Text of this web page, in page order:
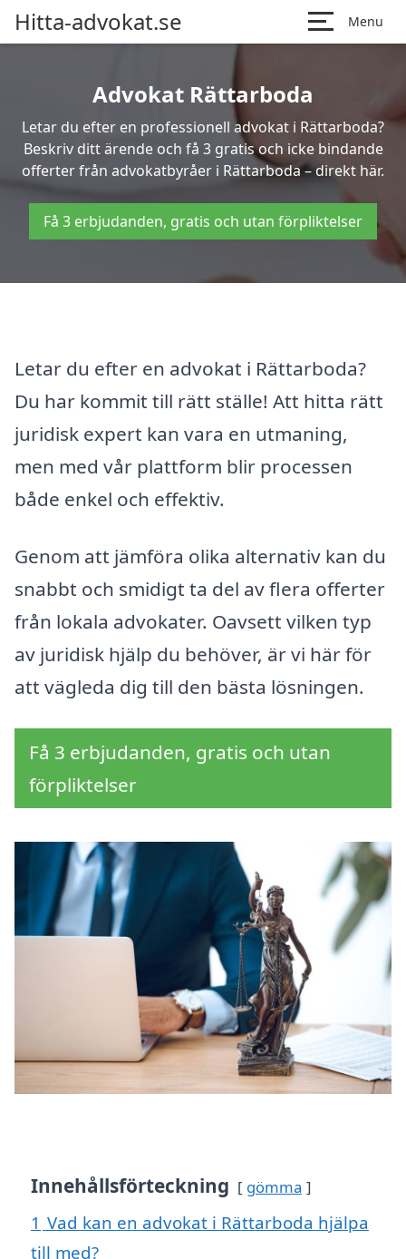
Hitta-advokat.se Menu
Advokat Rättarboda
Letar du efter en professionell advokat i Rättarboda?
Beskriv ditt ärende och få 3 gratis och icke bindande
offerter från advokatbyråer i Rättarboda – direkt här.
Få 3 erbjudanden, gratis och utan förpliktelser
Letar du efter en advokat i Rättarboda?
Du har kommit till rätt ställe! Att hitta rätt
juridisk expert kan vara en utmaning,
men med vår plattform blir processen
både enkel och effektiv.
Genom att jämföra olika alternativ kan du
snabbt och smidigt ta del av flera offerter
från lokala advokater. Oavsett vilken typ
av juridisk hjälp du behöver, är vi här för
att vägleda dig till den bästa lösningen.
Få 3 erbjudanden, gratis och utan
förpliktelser
Innehållsförteckning gömma
1 Vad kan en advokat i Rättarboda hjälpa
till med?